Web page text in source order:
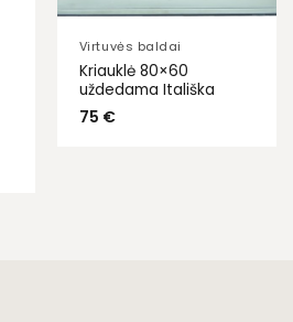
Virtuvės baldai
Kriauklė 80×60
uždedama Itališka
75 €